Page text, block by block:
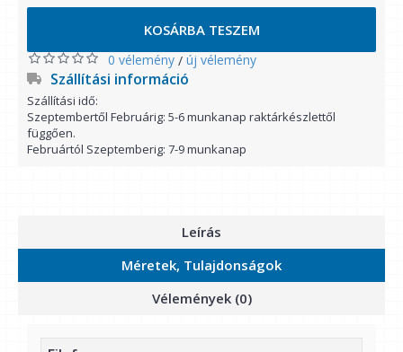
KOSÁRBA TESZEM
0 vélemény / új vélemény
Szállítási információ
Szállítási idő:
Szeptembertől Februárig: 5-6 munkanap raktárkészlettől
függően.
Februártól Szeptemberig: 7-9 munkanap
Leírás
Méretek, Tulajdonságok
Vélemények (0)